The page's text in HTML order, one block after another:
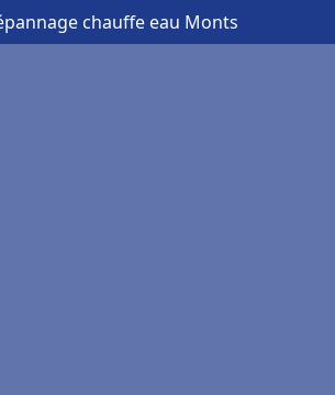
chauffe eau Monts